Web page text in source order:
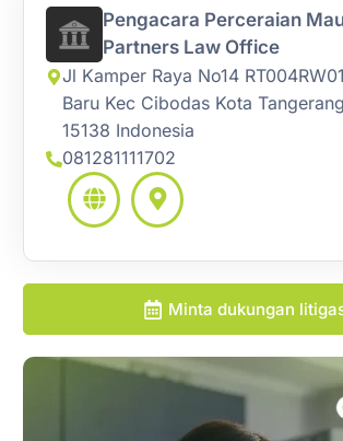
Pengacara Perceraian
Partners Law Office
Jl Kamper Raya No14
Baru Kec Cibodas Kota
15138 Indonesia
081281111702
Minta dukungan